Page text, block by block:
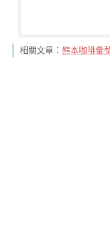
相關文章： 熊本咖啡彙